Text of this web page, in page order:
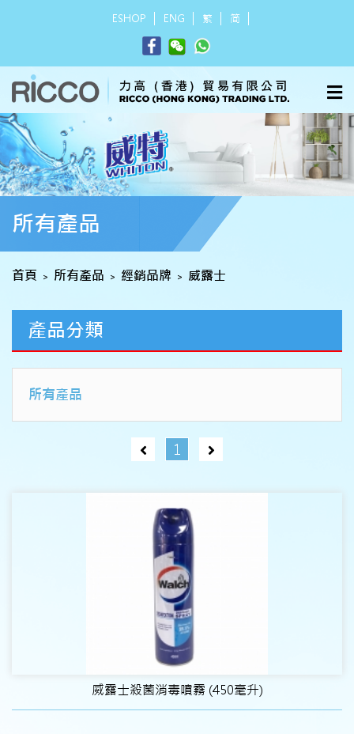
ESHOP ENG 繁 简
所有產品
首頁 > 所有產品 > 經銷品牌 > 威露士
產品分類
所有產品
1
威露士殺菌消毒噴霧 (450毫升)